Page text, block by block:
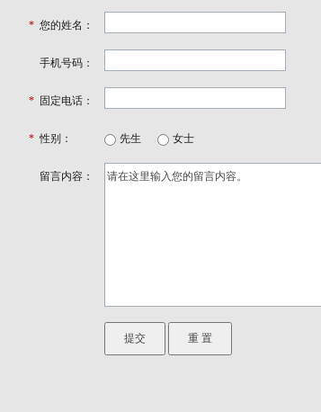
* 您的姓名：
手机号码：
* 固定电话：
* 性别： 先生 女士
留言内容：